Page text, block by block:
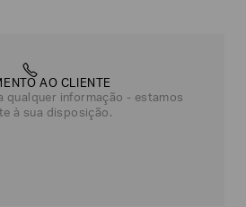
AO CLIENTE
qualquer informação - estamos
à sua disposição.